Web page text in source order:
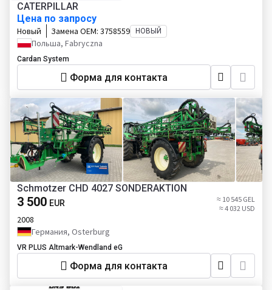
CATERPILLAR
Цена по запросу
Новый Замена OEM: 3758559 НОВЫЙ
Польша, Fabryczna
Cardan System
Форма для контакта
Schmotzer CHD 4027 SONDERAKTION
3 500 EUR
≈ 10 545 GEL
≈ 4 032 USD
2008
Германия, Osterburg
VR PLUS Altmark-Wendland eG
Форма для контакта